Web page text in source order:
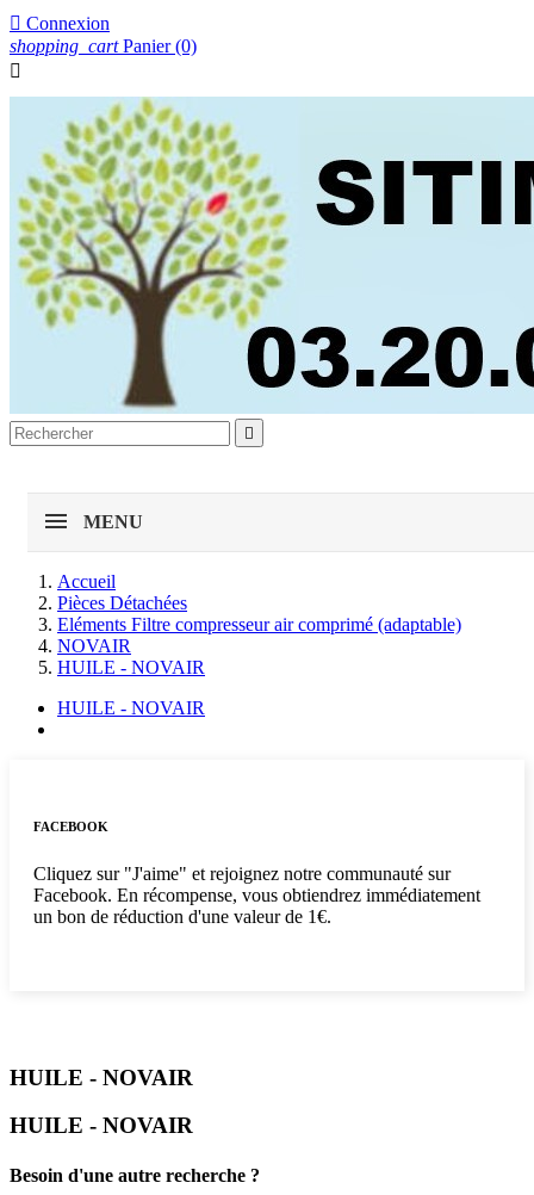
 Connexion
shopping_cart Panier (0)


MENU
Accueil
Pièces Détachées
Eléments Filtre compresseur air comprimé (adaptable)
NOVAIR
HUILE - NOVAIR
HUILE - NOVAIR
FACEBOOK
Cliquez sur "J'aime" et rejoignez notre communauté sur
Facebook. En récompense, vous obtiendrez immédiatement
un bon de réduction d'une valeur de 1€.
HUILE - NOVAIR
HUILE - NOVAIR
Besoin d'une autre recherche ?